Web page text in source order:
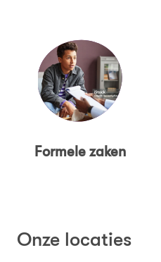
Formele zaken
Onze locaties